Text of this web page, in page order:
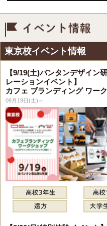
東京校イベント情報
【9/19(土)バンタンデザイン
レーションイベント】
カフェ ブランディング ワー
09月19日(土)～